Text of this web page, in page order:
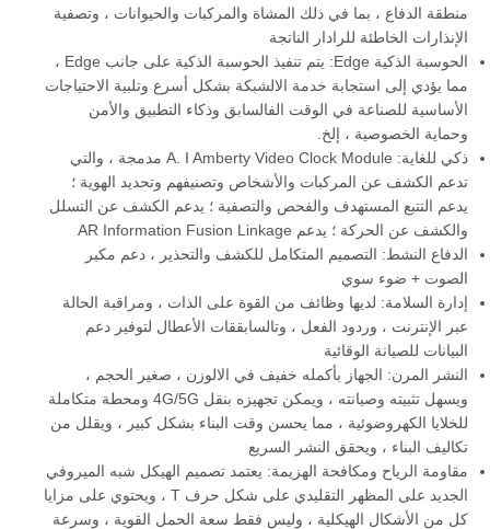
منطقة الدفاع ، بما في ذلك المشاة والمركبات والحيوانات ، وتصفية
الإنذارات الخاطئة للرادار الناتجة
الحوسبة الذكية Edge: يتم تنفيذ الحوسبة الذكية على جانب Edge ،
مما يؤدي إلى استجابة خدمة الالشبكة بشكل أسرع وتلبية الاحتياجات
الأساسية للصناعة في الوقت الفالسابق وذكاء التطبيق والأمن
وحماية الخصوصية ، إلخ.
ذكي للغاية: A. I Amberty Video Clock Module مدمجة ، والتي
تدعم الكشف عن المركبات والأشخاص وتصنيفهم وتحديد الهوية ؛
يدعم التتبع المستهدف والفحص والتصفية ؛ يدعم الكشف عن التسلل
والكشف عن الحركة ؛ يدعم AR Information Fusion Linkage
الدفاع النشط: التصميم المتكامل للكشف والتحذير ، دعم مكبر
الصوت + ضوء سوي
إدارة السلامة: لديها وظائف من القوة على الذات ، ومراقبة الحالة
عبر الإنترنت ، وردود الفعل ، وتالسابققات الأعطال لتوفير دعم
البيانات للصيانة الوقائية
النشر المرن: الجهاز بأكمله خفيف في الالوزن ، صغير الحجم ،
ويسهل تثبيته وصيانته ، ويمكن تجهيزه بنقل 4G/5G ومحطة متكاملة
للخلايا الكهروضوئية ، مما يحسن وقت البناء بشكل كبير ، ويقلل من
تكاليف البناء ، ويحقق النشر السريع
مقاومة الرياح ومكافحة الهزيمة: يعتمد تصميم الهيكل شبه الميروفي
الجديد على المظهر التقليدي على شكل حرف T ، ويحتوي على مزايا
كل من الأشكال الهيكلية ، وليس فقط سعة الحمل القوية ، وسرعة